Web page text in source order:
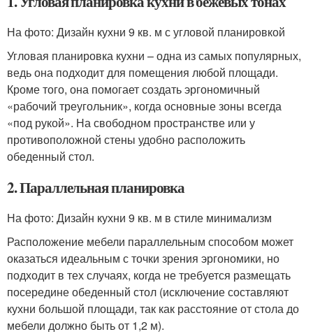
На фото: Дизайн кухни 9 кв. м с угловой планировкой
Угловая планировка кухни – одна из самых популярных,
ведь она подходит для помещения любой площади.
Кроме того, она помогает создать эргономичный
«рабочий треугольник», когда основные зоны всегда
«под рукой». На свободном пространстве или у
противоположной стены удобно расположить
обеденный стол.
2. Параллельная планировка
На фото: Дизайн кухни 9 кв. м в стиле минимализм
Расположение мебели параллельным способом может
оказаться идеальным с точки зрения эргономики, но
подходит в тех случаях, когда не требуется размещать
посередине обеденный стол (исключение составляют
кухни большой площади, так как расстояние от стола до
мебели должно быть от 1,2 м).